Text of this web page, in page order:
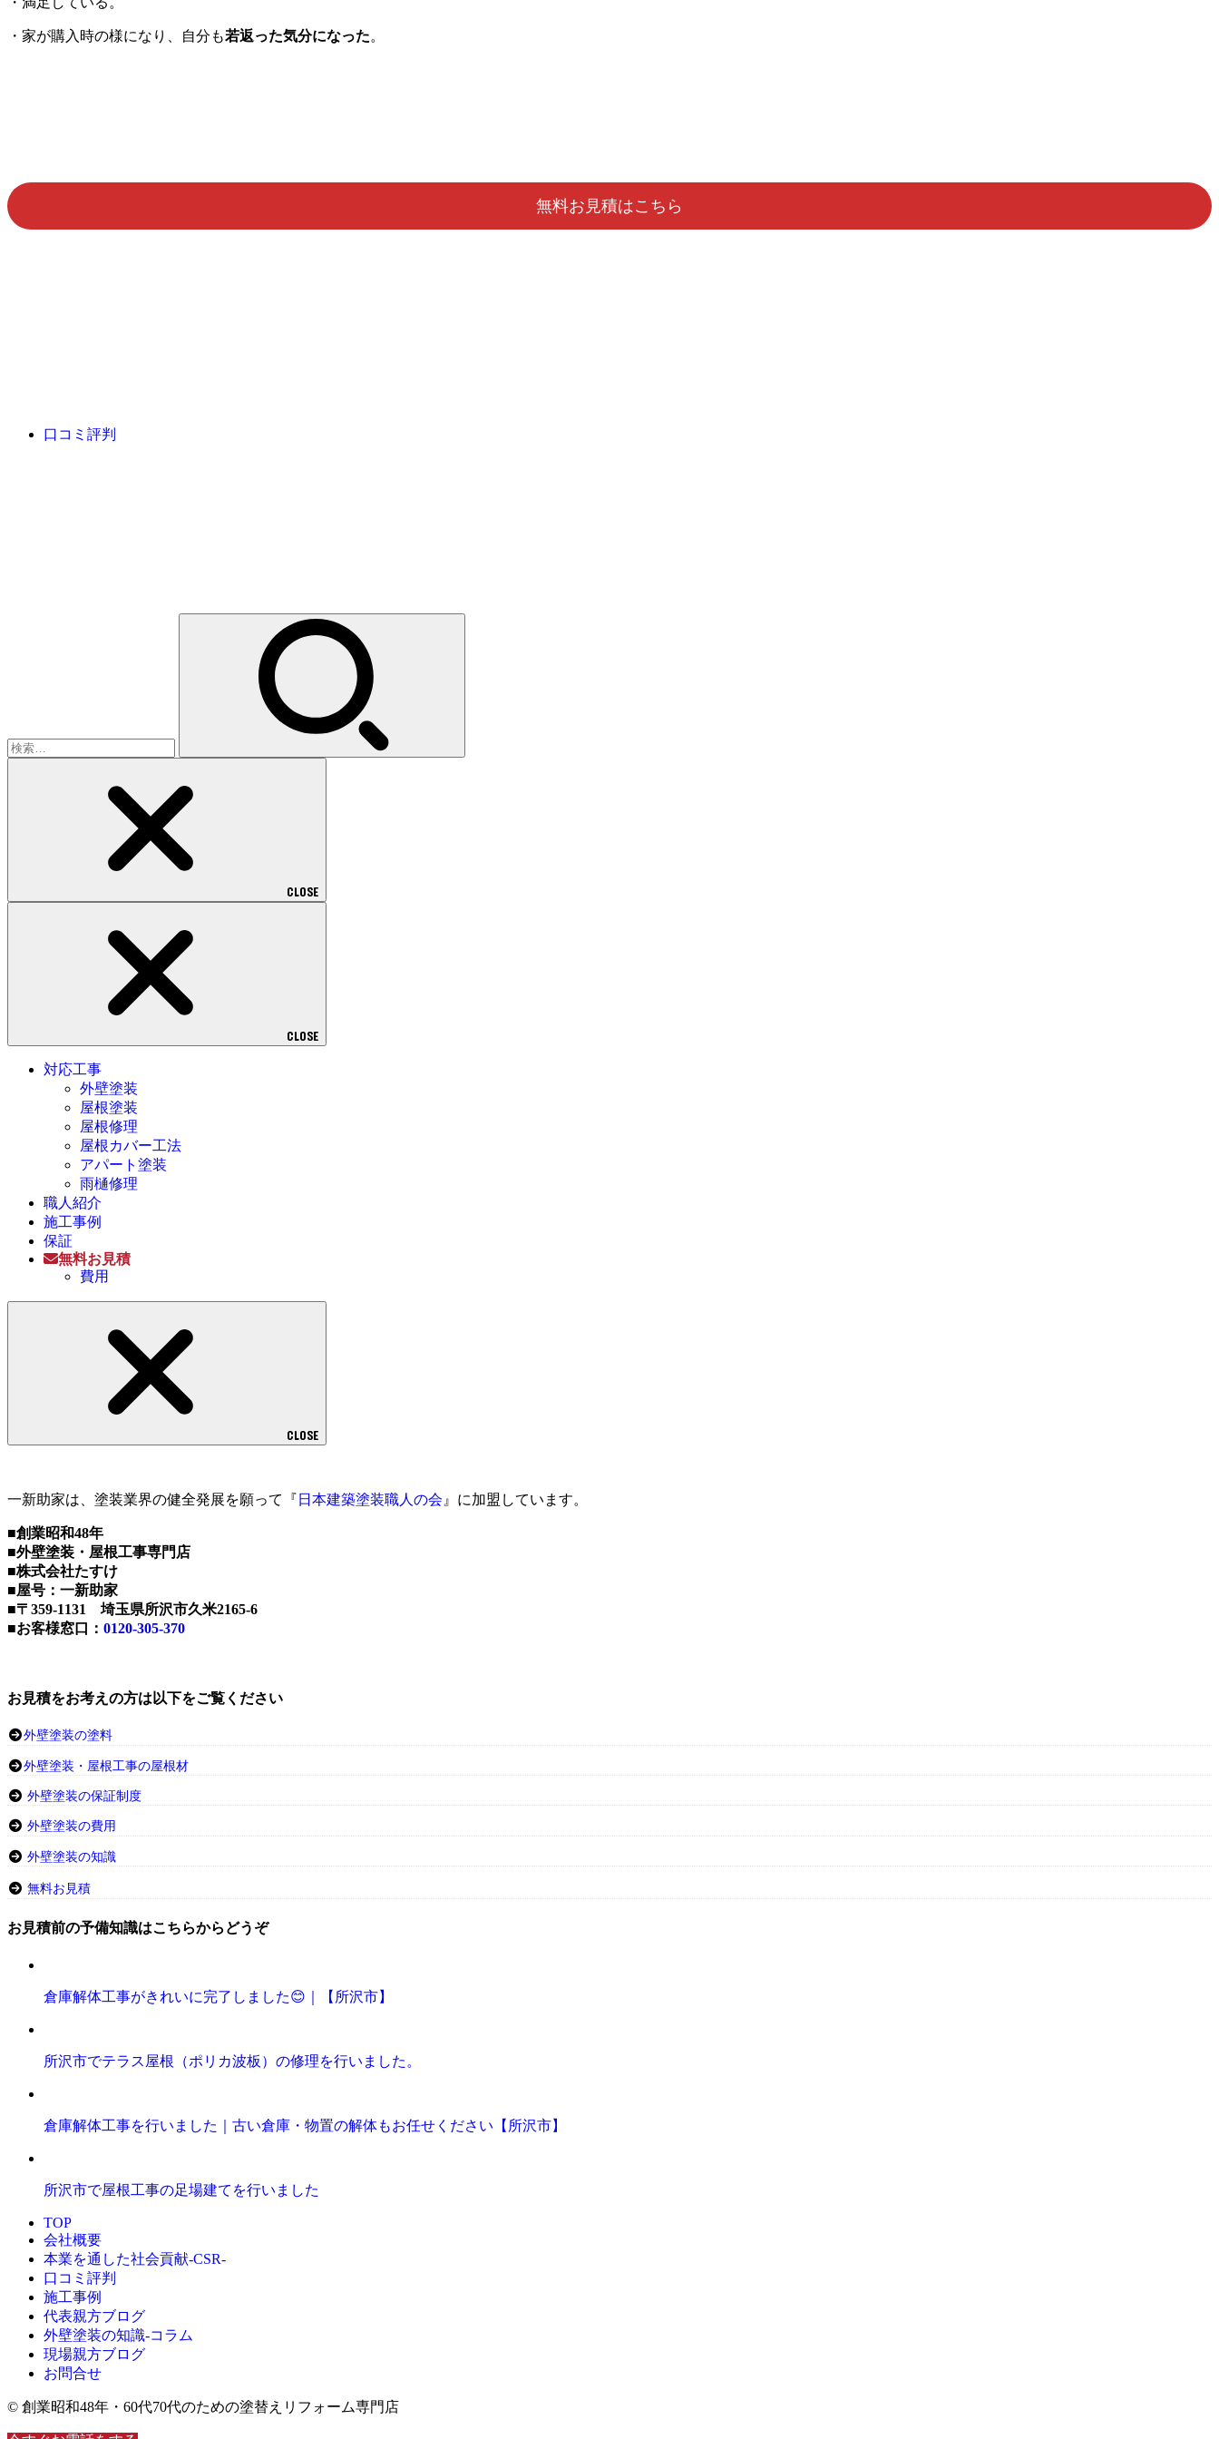
・家が購入時の様になり、自分も若返った気分になった。
無料お見積はこちら
口コミ評判
CLOSE
CLOSE
対応工事
外壁塗装
屋根塗装
屋根修理
屋根カバー工法
アパート塗装
雨樋修理
職人紹介
施工事例
保証
無料お見積
費用
CLOSE
一新助家は、塗装業界の健全発展を願って『 日本建築塗装職人の会 』に加盟しています。
■創業昭和48年
■外壁塗装・屋根工事専門店
■株式会社たすけ
■屋号：一新助家
■〒359-1131 埼玉県所沢市久米2165-6
■お客様窓口： 0120-305-370
お見積をお考えの方は以下をご覧ください
外壁塗装の塗料
外壁塗装・屋根工事の屋根材
外壁塗装の保証制度
外壁塗装の費用
外壁塗装の知識
無料お見積
お見積前の予備知識はこちらからどうぞ
倉庫解体工事がきれいに完了しました😊｜【所沢市】
所沢市でテラス屋根（ポリカ波板）の修理を行いました。
倉庫解体工事を行いました｜古い倉庫・物置の解体もお任せください【所沢市】
所沢市で屋根工事の足場建てを行いました
TOP
会社概要
本業を通した社会貢献-CSR-
口コミ評判
施工事例
代表親方ブログ
外壁塗装の知識‐コラム
現場親方ブログ
お問合せ
© 創業昭和48年・60代70代のための塗替えリフォーム専門店